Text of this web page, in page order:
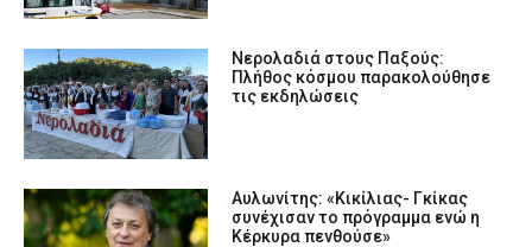
Νερολαδιά στους Παξούς:
Πλήθος κόσμου παρακολούθησε
τις εκδηλώσεις
Αυλωνίτης: «Κικίλιας- Γκίκας
συνέχισαν το πρόγραμμα ενώ η
Κέρκυρα πενθούσε»